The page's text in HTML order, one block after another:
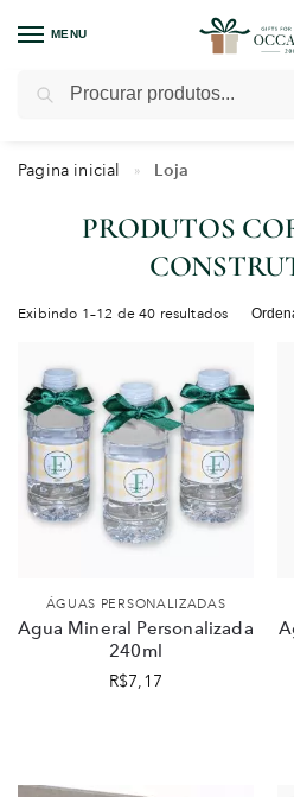
MENU
Pagina inicial » Loja
PRODUTOS
Exibindo 1–12 de 40 resultados
ÁGUAS PERSONALIZADAS
Agua Mineral Personalizada
240ml
R$7,17